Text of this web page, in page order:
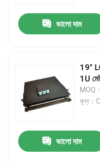
পরিচিতি
পণ্য
ভালো দাম
19"
1U
MOQ
মূল্য：
ভালো দাম